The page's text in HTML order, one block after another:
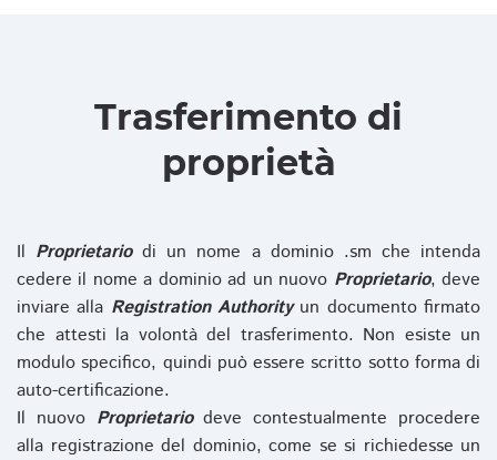
Trasferimento di
proprietà
Il Proprietariodi un nome a dominio .sm che intenda
cedere il nome a dominio ad un nuovo Proprietario, deve
inviare alla Registration Authorityun documento firmato
che attesti la volontà del trasferimento. Non esiste un
modulo specifico, quindi può essere scritto sotto forma di
auto-certificazione.
Il nuovo Proprietariodeve contestualmente procedere
alla registrazione del dominio, come se si richiedesse un